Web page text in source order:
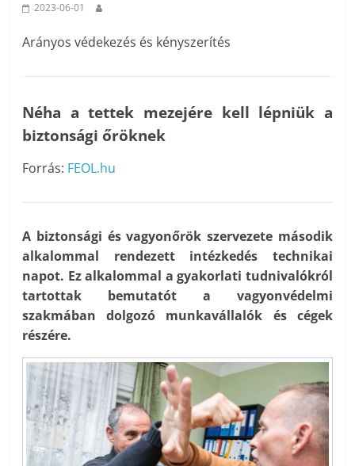
2023-06-01
Arányos védekezés és kényszerítés
Néha a tettek mezejére kell lépniük a
biztonsági őröknek
Forrás: FEOL.hu
A biztonsági és vagyonőrök szervezete második
alkalommal rendezett intézkedés technikai
napot. Ez alkalommal a gyakorlati tudnivalókról
tartottak bemutatót a vagyonvédelmi
szakmában dolgozó munkavállalók és cégek
részére.